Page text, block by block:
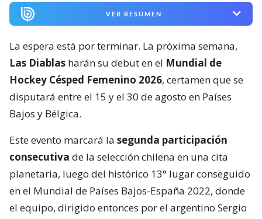
VER RESUMEN
La espera está por terminar. La próxima semana,
Las Diablas harán su debut en el Mundial de
Hockey Césped Femenino 2026, certamen que se
disputará entre el 15 y el 30 de agosto en Países
Bajos y Bélgica.
Este evento marcará la segunda participación
consecutiva de la selección chilena en una cita
planetaria, luego del histórico 13° lugar conseguido
en el Mundial de Países Bajos-España 2022, donde
el equipo, dirigido entonces por el argentino Sergio